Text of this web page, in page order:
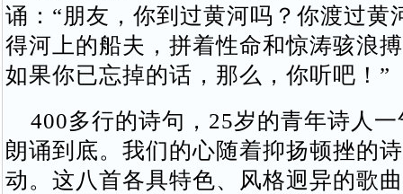
诵：“朋友，你到过黄河吗？你渡过黄
得河上的船夫，拼着性命和惊涛骇浪
如果你已忘掉的话，那么，你听吧！”
400多行的诗句，25岁的青年诗人一
朗诵到底。我们的心随着抑扬顿挫的
动。这八首各具特色、风格迥异的歌